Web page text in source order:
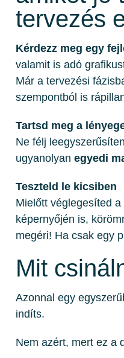
tervezés
Kérdezz meg egy
valamit is adó
Már a tervezési
szempontból is
Tartsd meg a
Ne félj
ugyanolyanegyedi
Teszteld le kicsiben
Mielőtt véglegesíted
képernyőjén is,
megéri! Ha csak egy
Mit
Azonnal egy
indíts.
Nem azért, mert ez a